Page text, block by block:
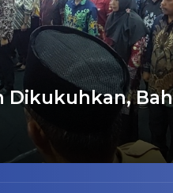
Dikukuhkan,